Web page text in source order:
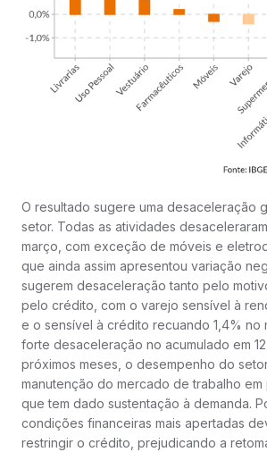
O resultado sugere uma desaceleração
setor. Todas as atividades
março, com exceção de móveis e
que ainda assim apresentou variação
sugerem desaceleração tanto pelo
pelo crédito, com o varejo sensível à
e o sensível à crédito recuando 1,4% no
forte desaceleração no acumulado em
próximos meses, o desempenho do
manutenção do mercado de trabalho em
que tem dado sustentação à demanda.
condições financeiras mais apertadas
restringir o crédito, prejudicando a